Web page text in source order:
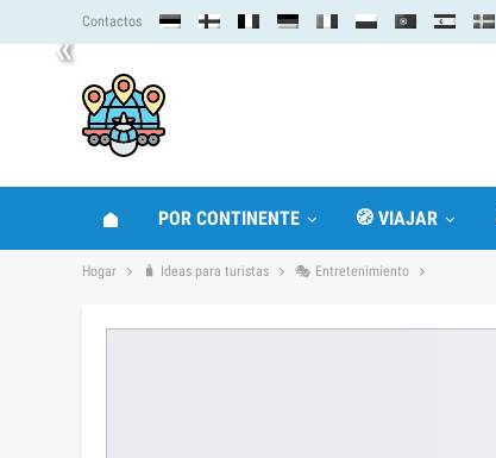
« Contactos
POR CONTINENTE 🧭 VIAJAR
Hogar 🧳 Ideas para turistas 🎭 Entretenimiento